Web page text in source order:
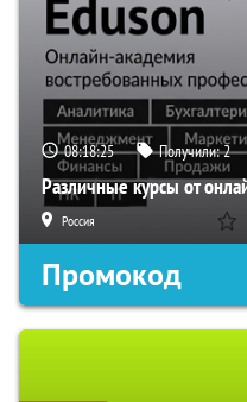
08:18:24 Получили:2
Различные курсы от
Россия
Промокод